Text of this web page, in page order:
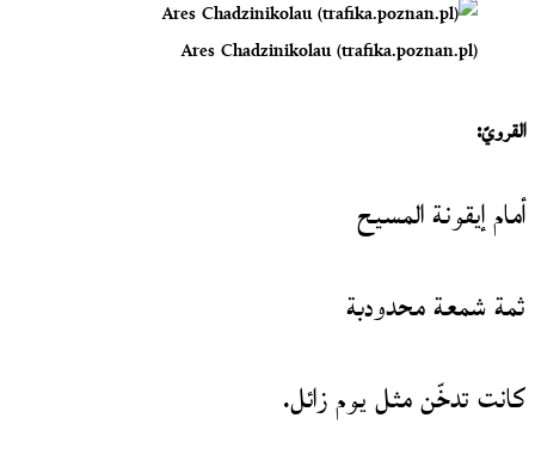
Ares Chadzinikolau (trafika.poznan.pl)
القرويّ:
أمام إيقونة المسيح
ثمة شمعة محدودبة
كانت تدخّن مثل يوم زائل.